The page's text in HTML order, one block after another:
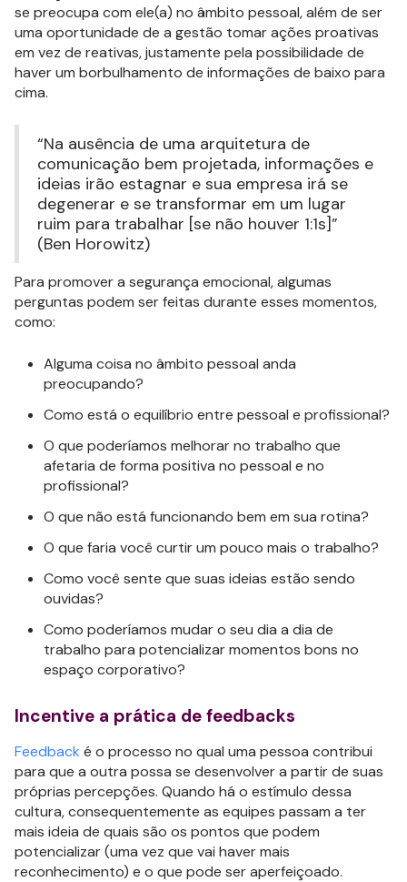
se preocupa com ele(a) no âmbito pessoal, além de ser
uma oportunidade de a gestão tomar ações proativas
em vez de reativas, justamente pela possibilidade de
haver um borbulhamento de informações de baixo para
cima.
“Na ausência de uma arquitetura de
comunicação bem projetada, informações e
ideias irão estagnar e sua empresa irá se
degenerar e se transformar em um lugar
ruim para trabalhar [se não houver 1:1s]”
(Ben Horowitz)
Para promover a segurança emocional, algumas
perguntas podem ser feitas durante esses momentos,
como:
Alguma coisa no âmbito pessoal anda
preocupando?
Como está o equilíbrio entre pessoal e profissional?
O que poderíamos melhorar no trabalho que
afetaria de forma positiva no pessoal e no
profissional?
O que não está funcionando bem em sua rotina?
O que faria você curtir um pouco mais o trabalho?
Como você sente que suas ideias estão sendo
ouvidas?
Como poderíamos mudar o seu dia a dia de
trabalho para potencializar momentos bons no
espaço corporativo?
Incentive a prática de feedbacks
Feedback é o processo no qual uma pessoa contribui
para que a outra possa se desenvolver a partir de suas
próprias percepções. Quando há o estímulo dessa
cultura, consequentemente as equipes passam a ter
mais ideia de quais são os pontos que podem
potencializar (uma vez que vai haver mais
reconhecimento) e o que pode ser aperfeiçoado.